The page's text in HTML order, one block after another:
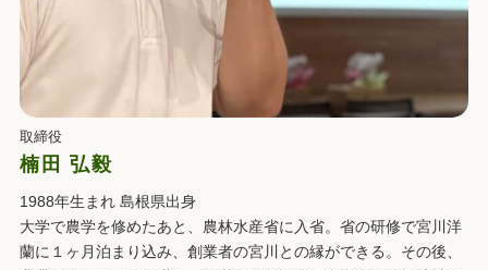
取締役
楠田 弘毅
1988年生まれ 島根県出身
大学で農学を修めたあと、農林水産省に入省。省の研修で宮川洋
蘭に１ヶ月泊まり込み、創業者の宮川との縁ができる。その後、